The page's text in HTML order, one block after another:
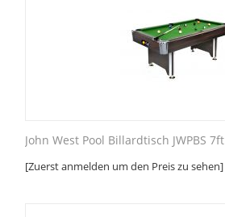
John West Pool Billardtisch JWPBS 7ft
[Zuerst anmelden um den Preis zu sehen]